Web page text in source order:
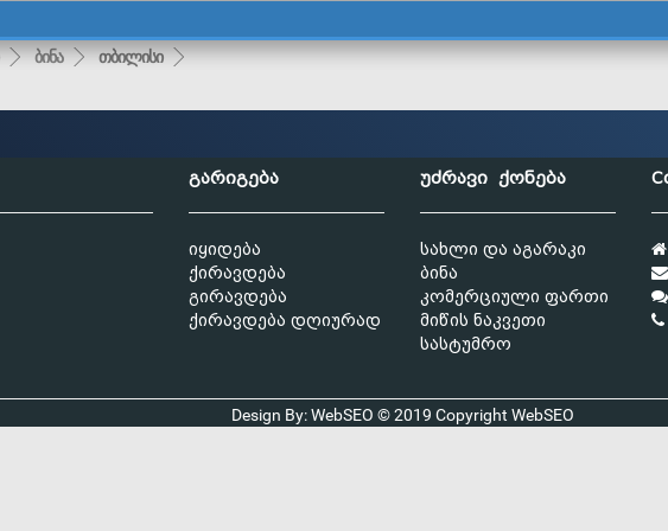
ბინა თბილისი
გარიგება
იყიდება
ქირავდება
გირავდება
ქირავდება დღიურად
უძრავი ქონება
სახლი და აგარაკი
ბინა
კომერციული ფართი
მიწის ნაკვეთი
სასტუმრო
Design By: WebSEO © 2019 Copyright WebSEO